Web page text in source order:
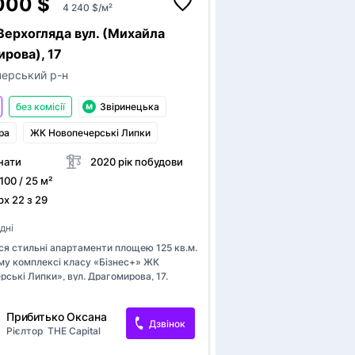
до крісла колісного
гардеробні та вбудовані шафи по всій
значно збільшує площу зберігання й
ідеальний порядок у просторі • 2
+ гардеробна + підсобне
• Зас...
4 240 $/м²
вул. (Михайла
17
р-н
без комісії Звіринецька
ЖК Новопечерські Липки
/ 25 м²
22 з 29
2020 рік побудови
стильні апартаменти площею 125 кв.м.
комплексі класу «Бізнес+» ЖК
Липки», вул. Драгомирова, 17.
дизайнерський інтер’єр, все
дрібниць. Дорогі італійські меблі
побутова техніка. Планування
в себе: кухня-вітальня, головна
Прибитько Оксана
Рієлтор THE Capital
Дзвінок